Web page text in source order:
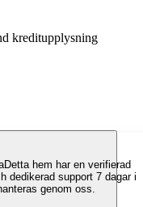
kreditupplysning
Detta hem har en verifierad
dedikerad support 7 dagar i
genom oss.